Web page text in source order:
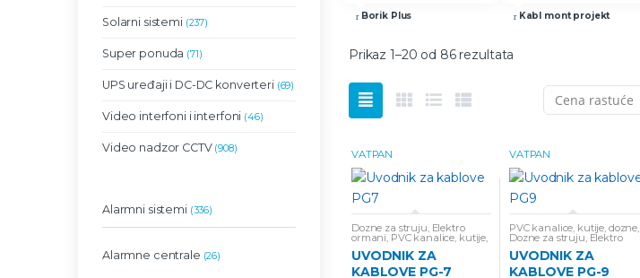
Solarni sistemi (237)
Super ponuda (71)
UPS uređaji i DC-DC konverteri (69)
Video interfoni i interfoni (46)
Video nadzor CCTV (908)
Alarmni sistemi (336)
Alarmne centrale (26)
napolju. IP 65
vode.”
5.00od 5
Borik Plus
5.00od 5
Kabl mont projekt
Prikaz 1–20 od 86 rezultata
VATPAN
Dozne za struju, Elektro
ormani, PVC kanalice, kutije,
UVODNIK ZA
KABLOVE PG-7
VATPAN
PVC kanalice, kutije, dozne,
Dozne za struju, Elektro
UVODNIK ZA
KABLOVE PG-9